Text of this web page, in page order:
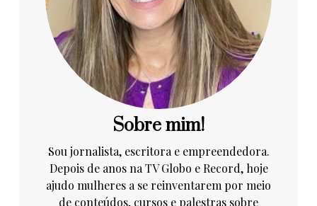
Sobre mim!
Sou jornalista, escritora e empreendedora.
Depois de anos na TV Globo e Record, hoje
ajudo mulheres a se reinventarem por meio
de conteúdos, cursos e palestras sobre